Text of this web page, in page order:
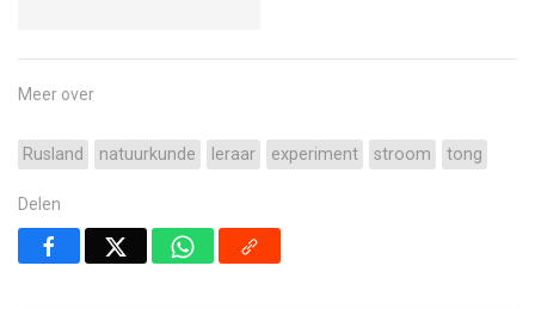
Meer over
Rusland natuurkunde leraar experiment stroom tong
Delen